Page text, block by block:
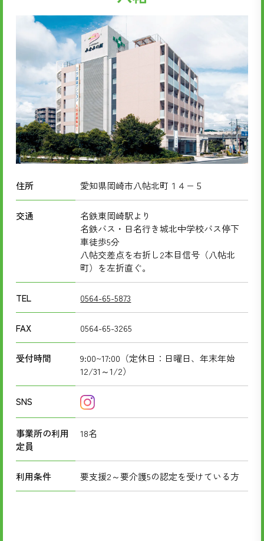
住所 愛知県岡崎市八帖北町１４−５
交通
名鉄東岡崎駅より
名鉄バス・日名行き城北中学校バス停下
車徒歩5分
八帖交差点を右折し2本目信号（八帖北
町）を左折直ぐ。
TEL 0564-65-5873
FAX 0564-65-3265
受付時間
9:00~17:00（定休日：日曜日、年末年始
12/31～1/2）
SNS
事業所の利用
定員
18名
利用条件 要支援2～要介護5の認定を受けている方